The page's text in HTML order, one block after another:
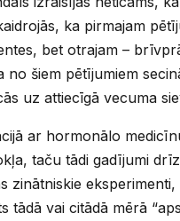
ka pirmajam
bet otrajam –
no šiem pētījumiem
uz attiecīgā vecuma
ar hormonālo
taču tādi gadījumi
zinātniskie
tādā vai citādā mērā